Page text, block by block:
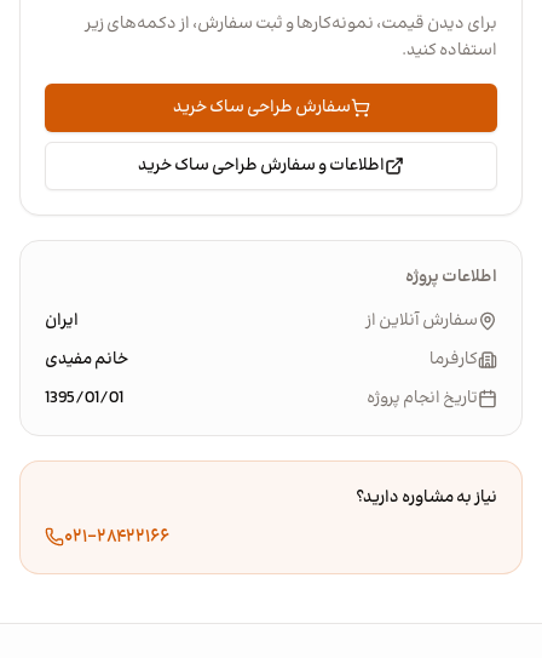
برای دیدن قیمت، نمونه‌کارها و ثبت سفارش، از دکمه‌های زیر
استفاده کنید.
سفارش طراحی ساک خرید
اطلاعات و سفارش طراحی ساک خرید
اطلاعات پروژه
سفارش آنلاین از
ایران
کارفرما
خانم مفیدی
تاریخ انجام پروژه
1395/01/01
نیاز به مشاوره دارید؟
۰۲۱-۲۸۴۲۲۱۶۶